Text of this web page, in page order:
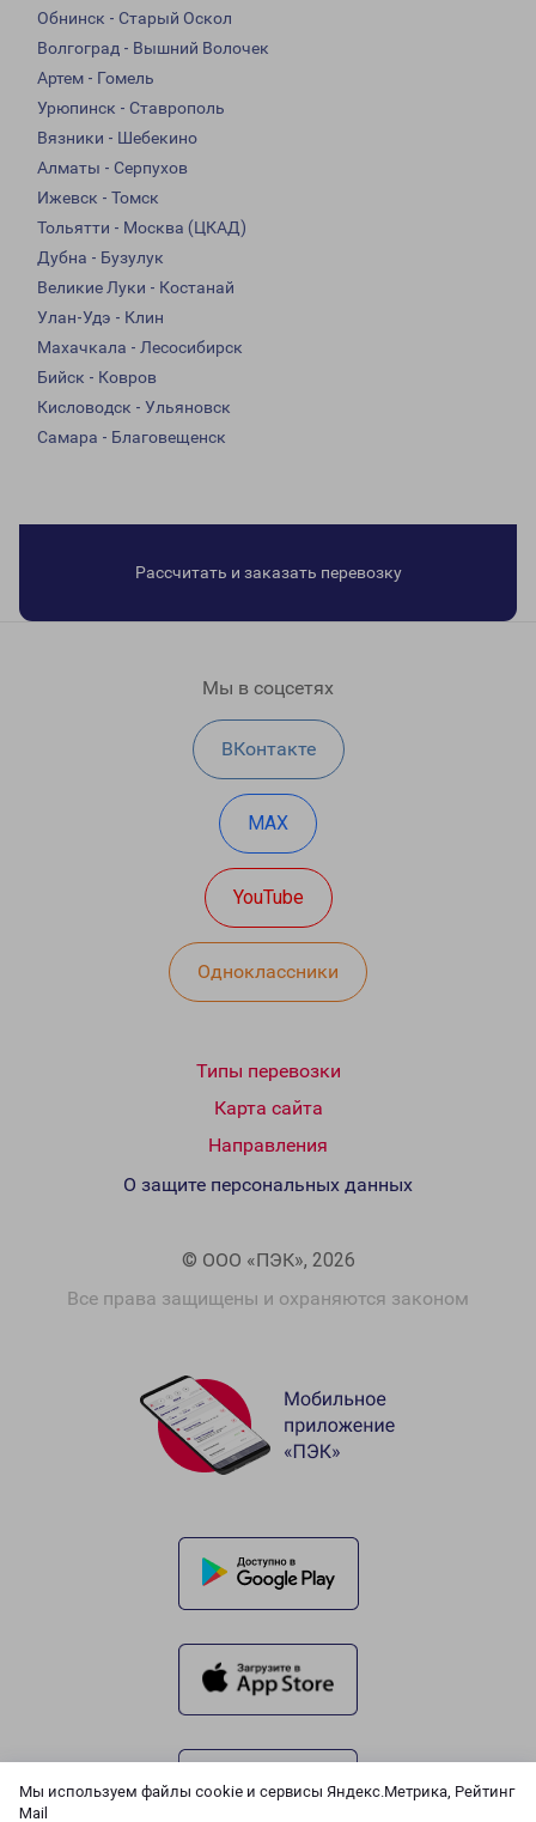
Мы используем файлы cookie и сервисы Яндекс.Метрика, Рейтинг
Mail
Обнинск - Старый Оскол
Волгоград - Вышний Волочек
Артем - Гомель
Урюпинск - Ставрополь
Вязники - Шебекино
Алматы - Серпухов
Ижевск - Томск
Тольятти - Москва (ЦКАД)
Дубна - Бузулук
Великие Луки - Костанай
Улан-Удэ - Клин
Махачкала - Лесосибирск
Бийск - Ковров
Кисловодск - Ульяновск
Самара - Благовещенск
Рассчитать и заказать перевозку
Мы в соцсетях
ВКонтакте
MAX
YouTube
Одноклассники
Типы перевозки
Карта сайта
Направления
© ООО «ПЭК», 2026
Все права защищены и охраняются законом
О защите персональных данных